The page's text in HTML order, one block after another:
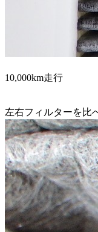
10,000km走行
左右フィルターを比